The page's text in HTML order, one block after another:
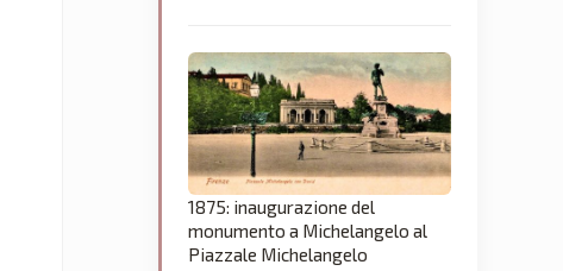
1875: inaugurazione del
monumento a Michelangelo al
Piazzale Michelangelo